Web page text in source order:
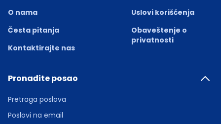
O nama
Česta pitanja
Kontaktirajte nas
Uslovi korišćenja
Obaveštenje o
privatnosti
Pronađite posao
Pretraga poslova
Poslovi na email